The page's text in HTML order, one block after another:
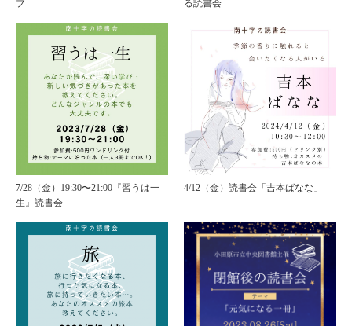
ブ
る読書会
7/28（金）19:30〜21:00『習うは一
生』読書会
4/12（金）読書会「吉本ばなな」